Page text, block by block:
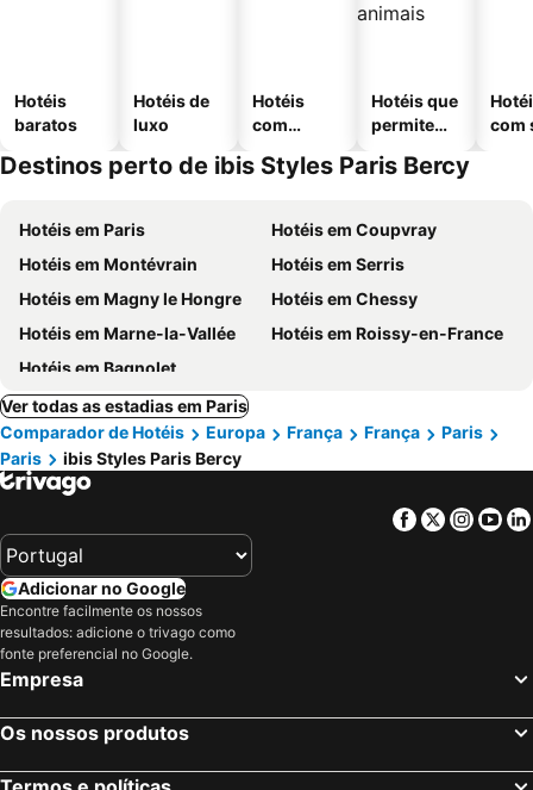
Hotéis
baratos
Hotéis de
luxo
Hotéis
com
Hotéis que
permitem
com
Destinos perto de ibis Styles Paris Bercy
Hotéis em Paris
Hotéis em Coupvray
Hotéis em Montévrain
Hotéis em Serris
Hotéis em Magny le Hongre
Hotéis em Chessy
Hotéis em Marne-la-Vallée
Hotéis em Roissy-en-France
Hotéis em Bagnolet
Ver todas as estadias em Paris
Comparador de Hotéis
Europa França França
Paris
Paris
ibis Styles Paris Bercy
Facebook
Twitter
Adicionar no Google
Encontre facilmente os nossos
resultados: adicione o trivago como
fonte preferencial no Google.
Empresa
Os nossos produtos